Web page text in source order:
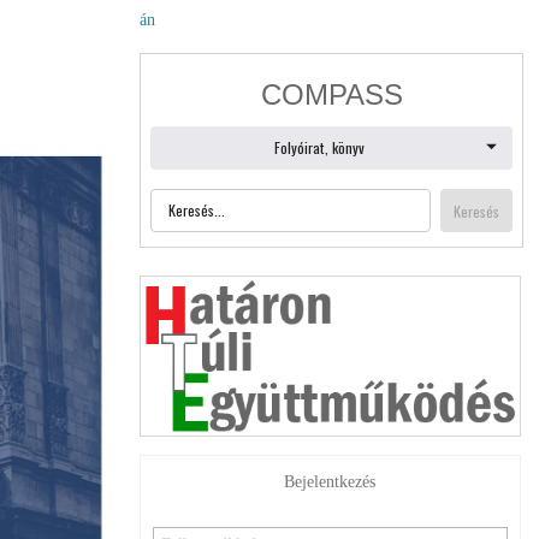
án
Bejelentkezés